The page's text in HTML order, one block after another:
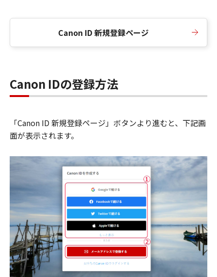
Canon ID 新規登録ページ
Canon IDの登録方法
「Canon ID 新規登録ページ」ボタンより進むと、下記画
面が表示されます。